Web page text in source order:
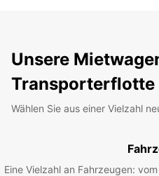
Unsere
Transporterflotte
Wählen Sie aus einer Vielzahl
Eine Vielzahl an Fahrzeugen: